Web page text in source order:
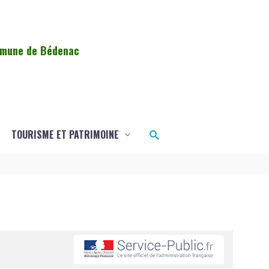
de Bédenac
TOURISME ET PATRIMOINE Rechercher